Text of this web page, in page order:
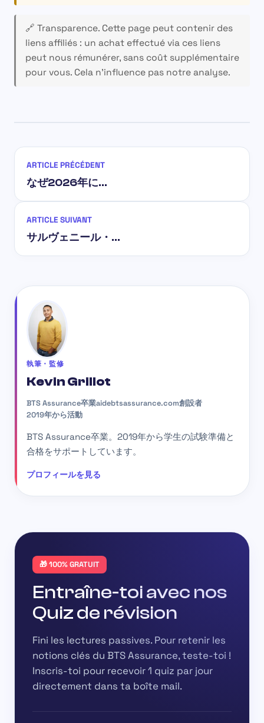
🔗 Transparence.Cette page peut contenir des
liens affiliés : un achat effectué via ces liens
peut nous rémunérer, sans coût supplémentaire
pour vous. Cela n’influence pas notre analyse.
ARTICLE PRÉCÉDENT
なぜ2026年に…
ARTICLE SUIVANT
サルヴェニール・…
執筆・監修
Kevin Grillot
BTS Assurance卒業aidebtsassurance.com創設者
2019年から活動
BTS Assurance卒業。2019年から学生の試験準備と
合格をサポートしています。
プロフィールを見る
🎁 100% GRATUIT
Entraîne-toi avec nos
Quiz de révision
Fini les lectures passives. Pour retenir les
notions clés du BTS Assurance, teste-toi !
Inscris-toi pour recevoir1 quiz par jour
directement dans ta boîte mail.